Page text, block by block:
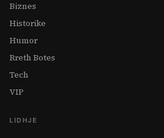
Biznes
Historike
Humor
Rreth Botes
Tech
VIP
LIDHJE